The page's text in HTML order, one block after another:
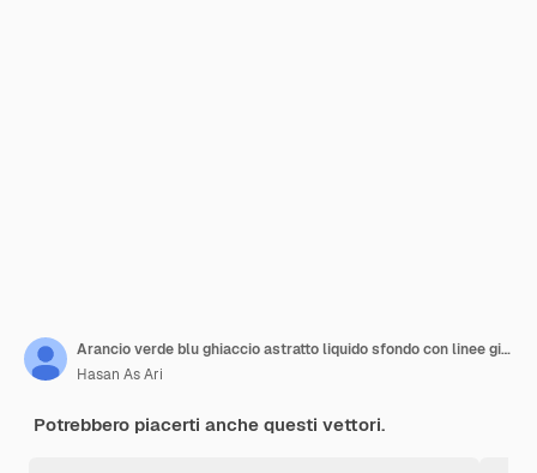
Arancio verde blu ghiaccio astratto liquido sfondo con linee gialle e cerchi forme geometriche
Hasan As Ari
Potrebbero piacerti anche questi vettori.